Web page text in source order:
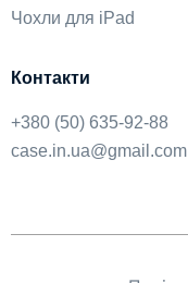
Чохли для iPad
Контакти
+380 (50) 635-92-88
case.in.ua@gmail.com